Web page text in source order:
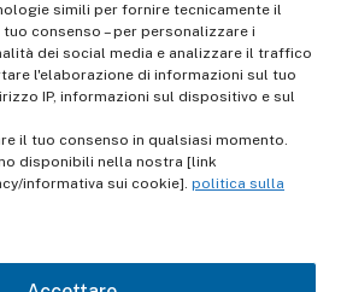
simili per fornire tecnicamente il
consenso – per personalizzare i
dei social media e analizzare il traffico
l'elaborazione di informazioni sul tuo
IP, informazioni sul dispositivo e sul
il tuo consenso in qualsiasi momento.
disponibili nella nostra [link
informativa sui cookie]. politica sulla